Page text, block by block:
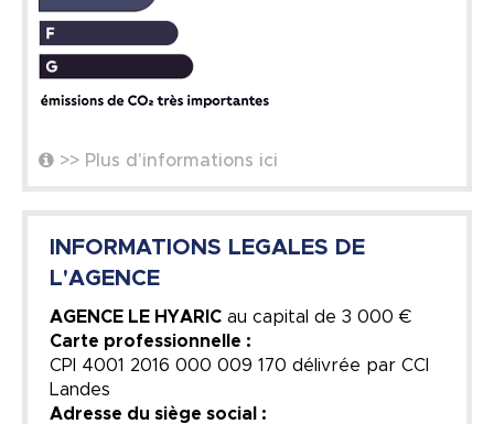
>> Plus d'informations ici
INFORMATIONS LEGALES DE
L'AGENCE
AGENCE LE HYARIC au capital de 3 000 €
Carte professionnelle :
CPI 4001 2016 000 009 170 délivrée par CCI
Landes
Adresse du siège social :